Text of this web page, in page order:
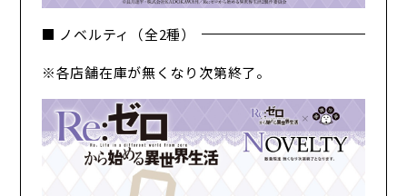
■ ノベルティ（全2種）
※各店舗在庫が無くなり次第終了。